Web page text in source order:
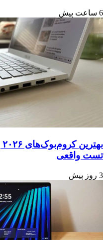
6 ساعت پیش
تست واقعی
3 روز پیش